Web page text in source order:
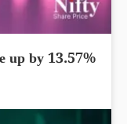
up by 13.57%